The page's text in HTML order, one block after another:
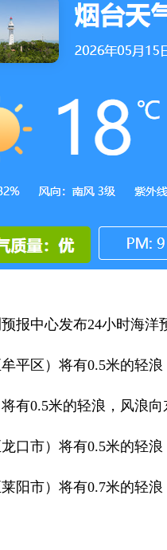
报中心发布24小时海洋
平区）将有0.5米的轻
有0.5米的轻浪，风浪
口市）将有0.5米的轻
阳市）将有0.7米的轻